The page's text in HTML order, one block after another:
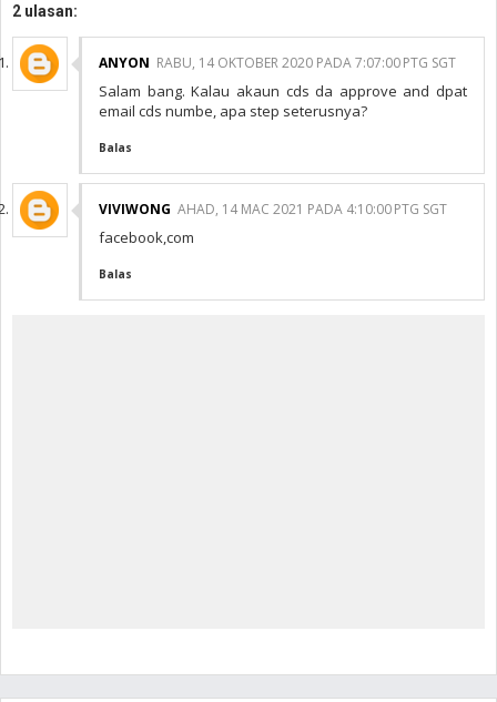
2 ulasan:
ANYON RABU, 14 OKTOBER 2020 PADA 7:07:00 PTG SGT
Salam bang. Kalau akaun cds da approve and dpat
email cds numbe, apa step seterusnya?
Balas
VIVIWONG AHAD, 14 MAC 2021 PADA 4:10:00 PTG SGT
facebook,com
Balas